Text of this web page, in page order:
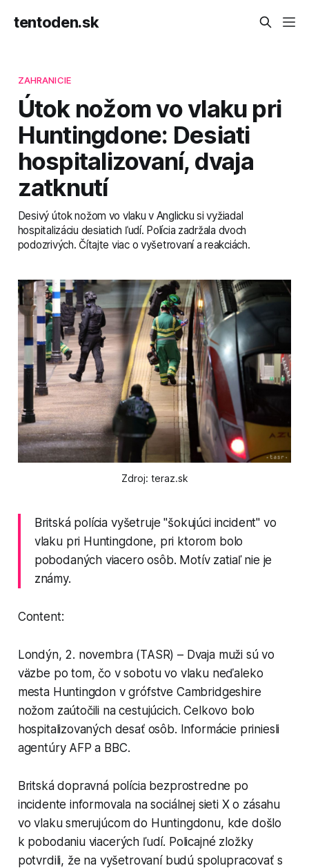
tentoden.sk
ZAHRANICIE
Útok nožom vo vlaku pri
Huntingdone: Desiati
hospitalizovaní, dvaja
zatknutí
Desivý útok nožom vo vlaku v Anglicku si vyžiadal
hospitalizáciu desiatich ľudí. Polícia zadržala dvoch
podozrivých. Čítajte viac o vyšetrovaní a reakciách.
Zdroj: teraz.sk
Britská polícia vyšetruje "šokujúci incident" vo
vlaku pri Huntingdone, pri ktorom bolo
pobodaných viacero osôb. Motív zatiaľ nie je
známy.
Content:
Londýn, 2. novembra (TASR) – Dvaja muži sú vo
väzbe po tom, čo v sobotu vo vlaku neďaleko
mesta Huntingdon v grófstve Cambridgeshire
nožom zaútočili na cestujúcich. Celkovo bolo
hospitalizovaných desať osôb. Informácie priniesli
agentúry AFP a BBC.
Britská dopravná polícia bezprostredne po
incidente informovala na sociálnej sieti X o zásahu
vo vlaku smerujúcom do Huntingdonu, kde došlo
k pobodaniu viacerých ľudí. Policajné zložky
potvrdili, že na vyšetrovaní budú spolupracovať s